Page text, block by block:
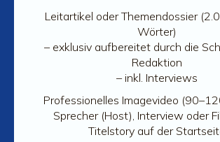
Leitartikel oder Themendossier
Wörter)
– exklusiv aufbereitet durch die
Redaktion
– inkl. Interviews
Professionelles Imagevideo
Sprecher (Host), Interview oder
Titelstory auf der